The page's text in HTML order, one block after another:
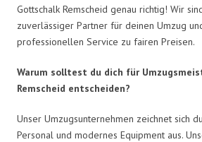
Gottschalk Remscheid genau richtig! Wir
zuverlässiger Partner für deinen Umzug
professionellen Service zu fairen Preisen.
Warum solltest du dich für
Remscheid entscheiden?
Unser Umzugsunternehmen zeichnet sich
Personal und modernes Equipment aus.